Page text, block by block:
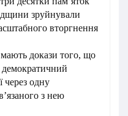
зруйнували
вторгнення
мають докази того, що
через одну
з нею